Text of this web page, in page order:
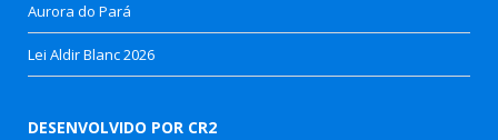
Aurora do Pará
Lei Aldir Blanc 2026
DESENVOLVIDO POR CR2